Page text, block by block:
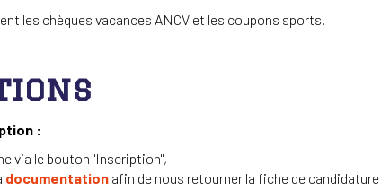
les chèques vacances ANCV et les coupons sports.
:
via le bouton "Inscription",
documentation afin de nous retourner la fiche de